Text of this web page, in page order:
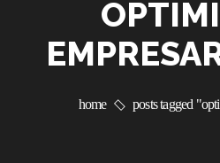
home posts tagged